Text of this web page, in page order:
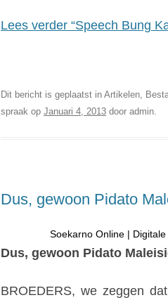
Lees verder “Speech Bung
Dit bericht is geplaatst in Artikelen,
spraak op Januari 4, 2013 door admin.
Dus, gewoon Pidato
Soekarno Online |
Dus, gewoon Pidato
BROEDERS, we zeggen